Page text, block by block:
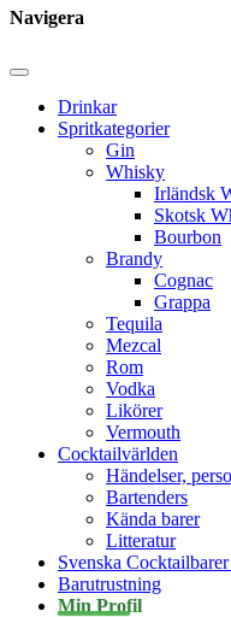
Navigera
Drinkar
Spritkategorier
Gin
Whisky
Irländsk
Skotsk
Bourbon
Brandy
Cognac
Grappa
Tequila
Mezcal
Rom
Vodka
Likörer
Vermouth
Cocktailvärlden
Händelser,
Bartenders
Kända barer
Litteratur
Svenska
Barutrustning
Min Profil